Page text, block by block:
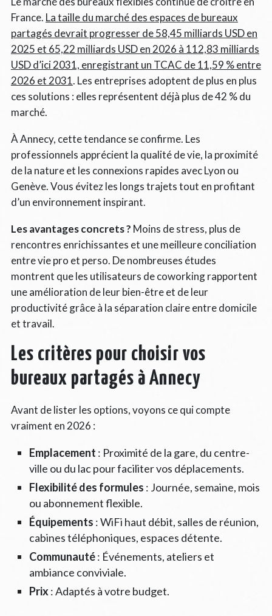
France. La taille du marché des espaces de bureaux
partagés devrait progresser de 58,45 milliards USD en
2025 et 65,22 milliards USD en 2026 à 112,83 milliards
USD d’ici 2031, enregistrant un TCAC de 11,59 % entre
2026 et 2031. Les entreprises adoptent de plus en plus
ces solutions : elles représentent déjà plus de 42 % du
marché.
À Annecy, cette tendance se confirme. Les
professionnels apprécient la qualité de vie, la proximité
de la nature et les connexions rapides avec Lyon ou
Genève. Vous évitez les longs trajets tout en profitant
d’un environnement inspirant.
Les avantages concrets ? Moins de stress, plus de
rencontres enrichissantes et une meilleure conciliation
entre vie pro et perso. De nombreuses études
montrent que les utilisateurs de coworking rapportent
une amélioration de leur bien-être et de leur
productivité grâce à la séparation claire entre domicile
et travail.
Les critères pour choisir vos
bureaux partagés à Annecy
Avant de lister les options, voyons ce qui compte
vraiment en 2026 :
Emplacement : Proximité de la gare, du centre-
ville ou du lac pour faciliter vos déplacements.
Flexibilité des formules : Journée, semaine, mois
ou abonnement flexible.
Équipements : WiFi haut débit, salles de réunion,
cabines téléphoniques, espaces détente.
Communauté: Événements, ateliers et
ambiance conviviale.
Prix: Adaptés à votre budget.